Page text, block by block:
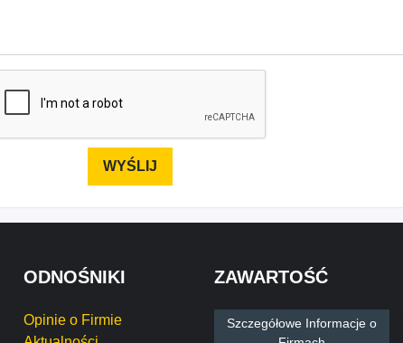
ODNOŚNIKI
Opinie o Firmie
ZAWARTOŚĆ
Szczegółowe Informacje o